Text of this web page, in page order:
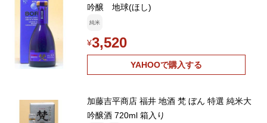
吟醸 地球(ほし)
純米
¥3,520
YAHOOで購入する
加藤吉平商店 福井 地酒 梵 ぼん 特選 純米大
吟醸酒 720ml 箱入り